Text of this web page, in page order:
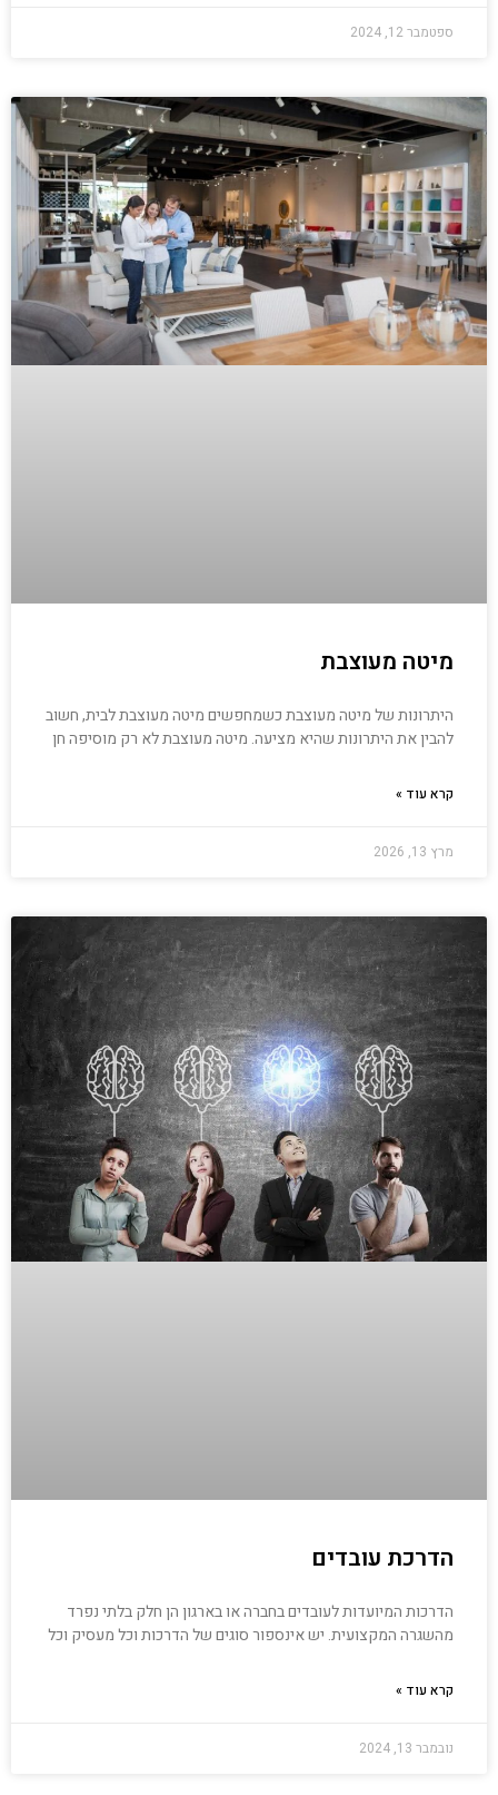
ספטמבר 12, 2024
מיטה מעוצבת
היתרונות של מיטה מעוצבת כשמחפשים מיטה מעוצבת לבית, חשוב
להבין את היתרונות שהיא מציעה. מיטה מעוצבת לא רק מוסיפה חן
קרא עוד »
מרץ 13, 2026
הדרכת עובדים
הדרכות המיועדות לעובדים בחברה או בארגון הן חלק בלתי נפרד
מהשגרה המקצועית. יש אינספור סוגים של הדרכות וכל מעסיק וכל
קרא עוד »
נובמבר 13, 2024